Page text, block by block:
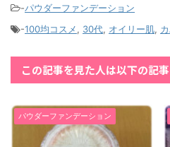
-パウダーファンデーション
-100均コスメ, 30代, オイリー肌,
この記事を見た人は以下の記
パウダーファンデーション